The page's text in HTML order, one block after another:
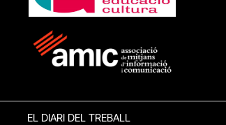
EL DIARI DEL TREBALL